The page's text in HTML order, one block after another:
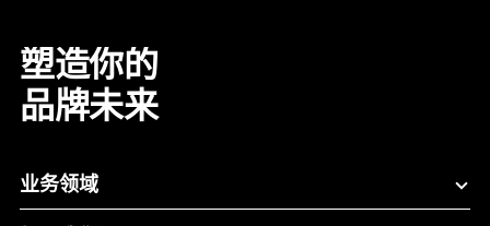
塑造你的
品牌未来
业务领域